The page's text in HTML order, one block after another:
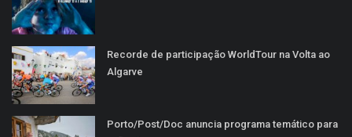
Recorde de participação WorldTour na Volta ao
Algarve
Porto/Post/Doc anuncia programa temático para